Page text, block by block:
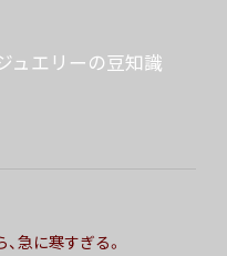
ュエリーの豆知識
急に寒すぎる。